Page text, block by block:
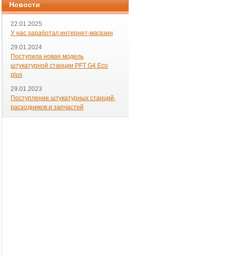
Новости
22.01.2025
У нас заработал интернет-магазин
29.01.2024
Поступила новая модель
штукатурной станции PFT G4 Eco
plus
29.01.2023
Поступление штукатурных станций,
расходников и запчастей